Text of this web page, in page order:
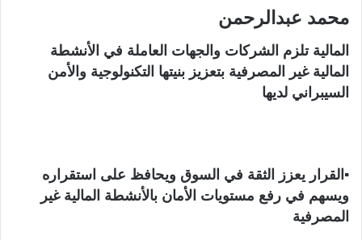
ي
محمد عبدالرحمن
المالية تلزم الشركات والجهات العاملة في الأنشطة
المالية غير المصرفية بتعزيز بنيتها التكنولوجية والأمن
السيبراني لديها
▪︎القرار يعزز الثقة في السوق ويحافظ على استقراره
ويسهم في رفع مستويات الأمان بالأنشطة المالية غير
المصرفية